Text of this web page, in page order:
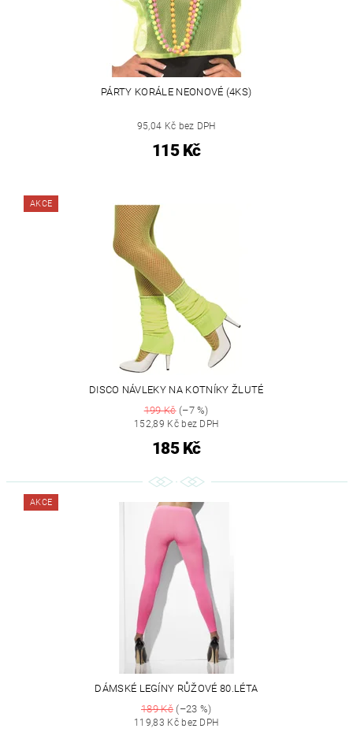
PÁRTY KORÁLE NEONOVÉ (4KS)
95,04 Kč bez DPH
115 Kč
AKCE
DISCO NÁVLEKY NA KOTNÍKY ŽLUTÉ
199 Kč(–7 %)
152,89 Kč bez DPH
185 Kč
AKCE
DÁMSKÉ LEGÍNY RŮŽOVÉ 80.LÉTA
189 Kč(–23 %)
119,83 Kč bez DPH